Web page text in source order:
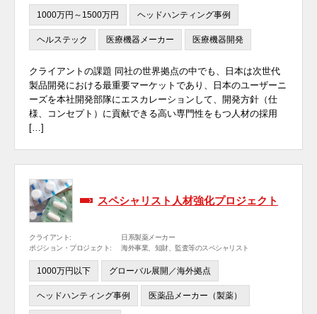
1000万円～1500万円 ヘッドハンティング事例
ヘルステック 医療機器メーカー 医療機器開発
クライアントの課題 同社の世界拠点の中でも、日本は次世代
製品開発における最重要マーケットであり、日本のユーザーニ
ーズを本社開発部隊にエスカレーションして、開発方針（仕
様、コンセプト）に貢献できる高い専門性をもつ人材の採用
[…]
スペシャリスト人材強化プロジェクト
クライアント:
日系製薬メーカー
ポジション・プロジェクト:
海外事業、知財、監査等のスペシャリスト
1000万円以下 グローバル展開／海外拠点
ヘッドハンティング事例 医薬品メーカー（製薬）